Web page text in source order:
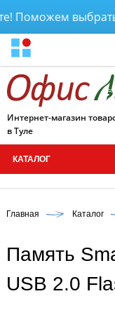
выбрать
Интернет-магазин
в Туле
КАТАЛОГ
Главная Каталог
Память
USB 2.0